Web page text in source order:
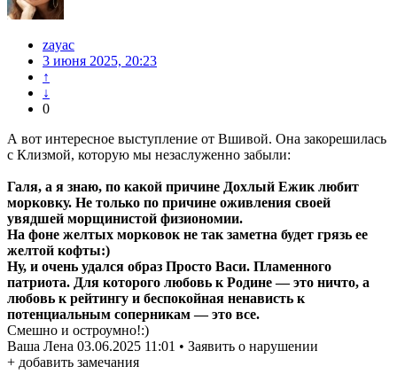
zayac
3 июня 2025, 20:23
↑
↓
0
А вот интересное выступление от Вшивой. Она закорешилась
с Клизмой, которую мы незаслуженно забыли:
Галя, а я знаю, по какой причине Дохлый Ежик любит
морковку. Не только по причине оживления своей
увядшей морщинистой физиономии.
На фоне желтых морковок не так заметна будет грязь ее
желтой кофты:)
Ну, и очень удался образ Просто Васи. Пламенного
патриота. Для которого любовь к Родине — это ничто, а
любовь к рейтингу и беспокойная ненависть к
потенциальным соперникам — это все.
Смешно и остроумно!:)
Ваша Лена 03.06.2025 11:01 • Заявить о нарушении
+ добавить замечания